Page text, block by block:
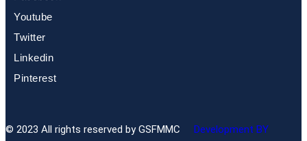
Youtube
Twitter
Linkedin
Pinterest
© 2023 All rights reserved by GSFMMC
Development BY